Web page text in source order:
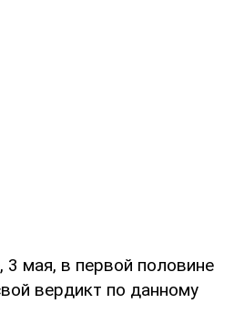
3 мая, в первой половине
вердикт по данному